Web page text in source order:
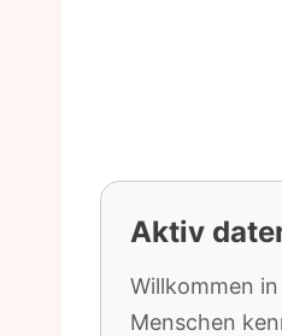
Aktiv
Willkommen
Menschen